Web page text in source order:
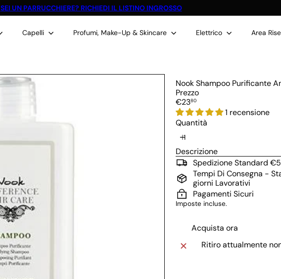
Metti
pausa
SEI UN PARRUCCHIERE? RICHIEDI IL LISTINO INGROSSO
Capelli Profumi, Make-Up & Skincare Elettrico Area
Nook Shampoo Purificante
Prezzo
Prezzo
di
listino
€2380
1 recensione
Quantità
Descrizione
Spedizione Standard
Tempi Di Consegna -
giorni Lavorativi
Pagamenti Sicuri
Imposte incluse.
Acquista ora
Ritiro attualmente